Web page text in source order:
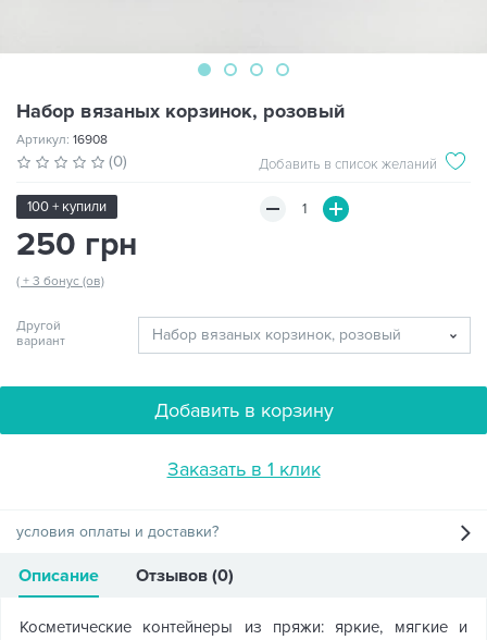
Набор вязаных корзинок, розовый
Артикул: 16908
(0) Добавить в список желаний
100 + купили
250 грн
( + 3 бонус (ов)
Другой
вариант
Добавить в корзину
Заказать в 1 клик
условия оплаты и доставки?
Описание Отзывов (0)
Косметические контейнеры из пряжи: яркие, мягкие и